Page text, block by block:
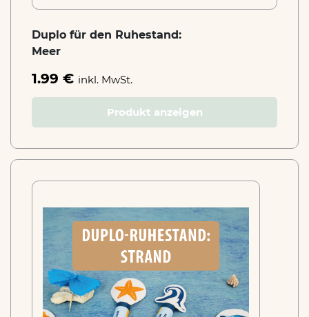
Duplo für den Ruhestand:
Meer
1.99 € inkl. MwSt.
Produkt anzeigen